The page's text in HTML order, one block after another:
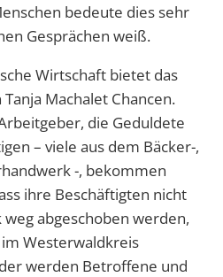
bedeute dies sehr
Gesprächen weiß.
Wirtschaft bietet das
Machalet Chancen.
die Geduldete
– viele aus dem Bäcker-,
-, bekommen
ihre Beschäftigten nicht
abgeschoben werden,
Westerwaldkreis
werden Betroffene und